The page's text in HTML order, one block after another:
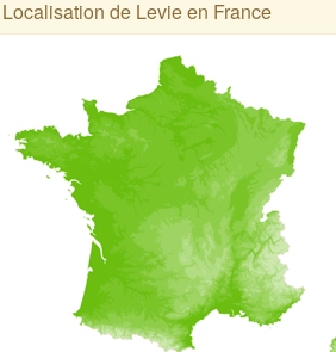
Localisation de Levie en France